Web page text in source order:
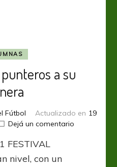
a su
Fútbol Actualizado en 19
Dejá un comentario
FESTIVAL
nivel, con un